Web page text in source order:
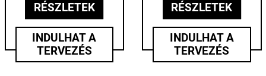
RÉSZLETEK
INDULHAT A
TERVEZÉS
RÉSZLETEK
INDULHAT A
TERVEZÉS